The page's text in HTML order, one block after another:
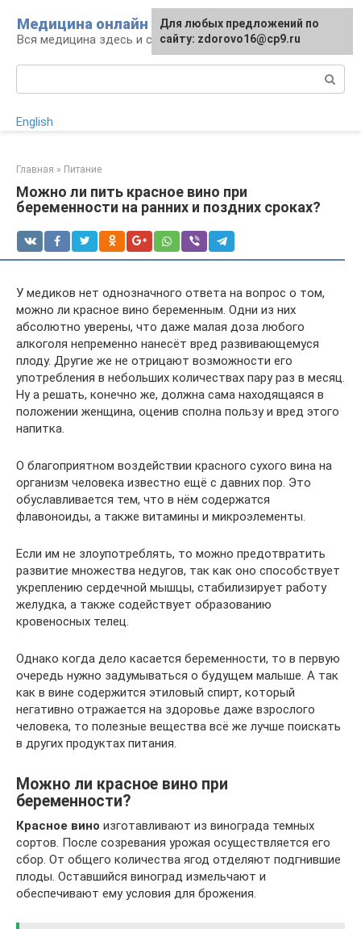
контенту
Медицина онлайн
Вся медицина здесь и сейчас
English
Главная » Питание
Можно ли пить красное вино при
беременности на ранних и поздних сроках?
У медиков нет однозначного ответа на вопрос о том,
можно ли красное вино беременным. Одни из них
абсолютно уверены, что даже малая доза любого
алкоголя непременно нанесёт вред развивающемуся
плоду. Другие же не отрицают возможности его
употребления в небольших количествах пару раз в месяц.
Ну а решать, конечно же, должна сама находящаяся в
положении женщина, оценив сполна пользу и вред этого
напитка.
О благоприятном воздействии красного сухого вина на
организм человека известно ещё с давних пор. Это
обуславливается тем, что в нём содержатся
флавоноиды, а также витамины и микроэлементы.
Если им не злоупотреблять, то можно предотвратить
развитие множества недугов, так как оно способствует
укреплению сердечной мышцы, стабилизирует работу
желудка, а также содействует образованию
кровеносных телец.
Однако когда дело касается беременности, то в первую
очередь нужно задумываться о будущем малыше. А так
как в вине содержится этиловый спирт, который
негативно отражается на здоровье даже взрослого
человека, то полезные вещества всё же лучше поискать
в других продуктах питания.
Можно ли красное вино при
беременности?
Красное вино изготавливают из винограда темных
сортов. После созревания урожая осуществляется его
сбор. От общего количества ягод отделяют подгнившие
плоды. Оставшийся виноград измельчают и
обеспечивают ему условия для брожения.
Для любых предложений по
сайту: zdorovo16@cp9.ru